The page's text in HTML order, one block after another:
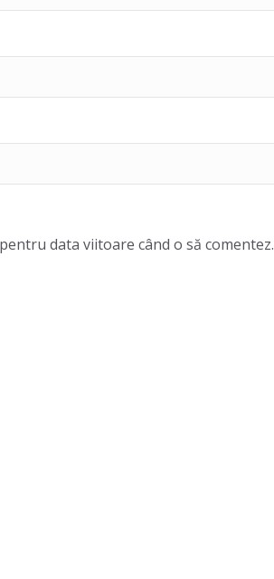
data viitoare când o să comentez.